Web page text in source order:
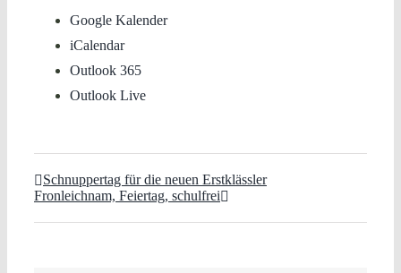
Google Kalender
iCalendar
Outlook 365
Outlook Live
Schnuppertag für die neuen Erstklässler
Fronleichnam, Feiertag, schulfrei